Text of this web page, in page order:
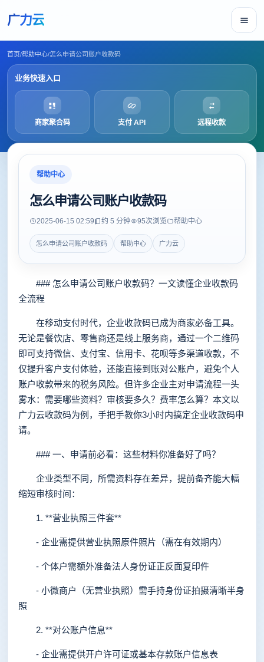
广力云
首页/帮助中心/怎么申请公司账户收款码
业务快速入口
商家聚合码 支付 API 远程收款
帮助中心
怎么申请公司账户收款码
2025-06-15 02:59 约 5 分钟 95次浏览 帮助中心
怎么申请公司账户收款码 帮助中心 广力云
### 怎么申请公司账户收款码？一文读懂企业收款码
全流程
在移动支付时代，企业收款码已成为商家必备工具。
无论是餐饮店、零售商还是线上服务商，通过一个二维码
即可支持微信、支付宝、信用卡、花呗等多渠道收款，不
仅提升客户支付体验，还能直接到账对公账户，避免个人
账户收款带来的税务风险。但许多企业主对申请流程一头
雾水：需要哪些资料？审核要多久？费率怎么算？本文以
广力云收款码为例，手把手教你3小时内搞定企业收款码申
请。
### 一、申请前必看：这些材料你准备好了吗？
企业类型不同，所需资料存在差异，提前备齐能大幅
缩短审核时间：
1. **营业执照三件套**
- 企业需提供营业执照原件照片（需在有效期内）
- 个体户需额外准备法人身份证正反面复印件
- 小微商户（无营业执照）需手持身份证拍摄清晰半身
照
2. **对公账户信息**
- 企业需提供开户许可证或基本存款账户信息表